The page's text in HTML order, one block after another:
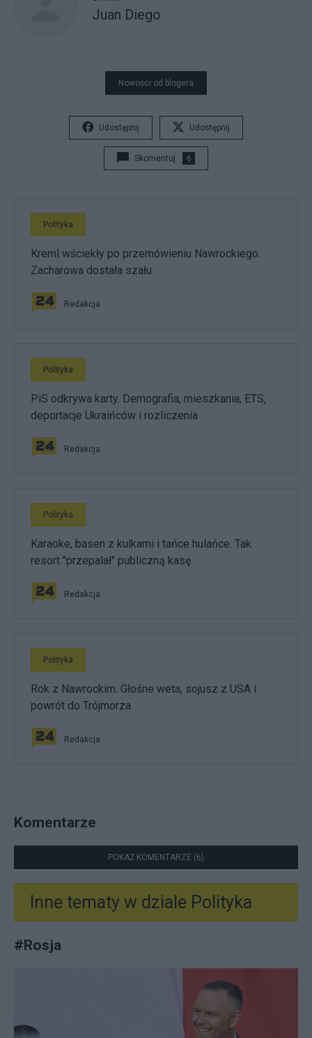
Juan Diego
Nowości od blogera
Udostępnij Udostępnij
Skomentuj 6
Polityka
Kreml wściekły po przemówieniu Nawrockiego.
Zacharowa dostała szału
Redakcja
Polityka
PiS odkrywa karty. Demografia, mieszkania, ETS,
deportacje Ukraińców i rozliczenia
Redakcja
Polityka
Karaoke, basen z kulkami i tańce hulańce. Tak
resort "przepalał" publiczną kasę
Redakcja
Polityka
Rok z Nawrockim. Głośne weta, sojusz z USA i
powrót do Trójmorza
Redakcja
Komentarze
POKAŻ KOMENTARZE (6)
Inne tematy w dziale Polityka
#Rosja